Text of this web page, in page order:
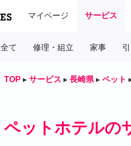
マイページ サービス
全て 修理・組立 家事
TOP ▸ サービス ▸ 長崎県 ▸ ペット
ペットホテルの